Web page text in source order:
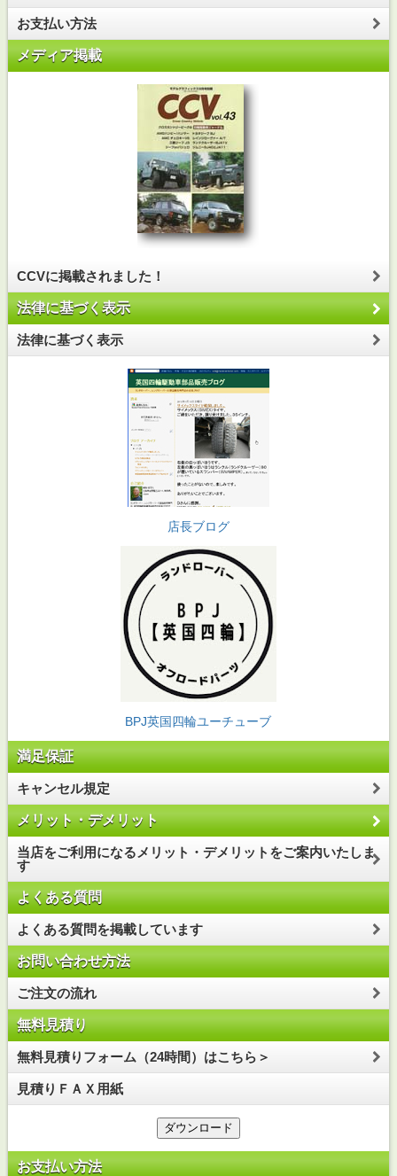
お支払い方法
メディア掲載
CCVに掲載されました！
法律に基づく表示
法律に基づく表示
店長ブログ
BPJ英国四輪ユーチューブ
満足保証
キャンセル規定
メリット・デメリット
当店をご利用になるメリット・デメリットをご案内いたしま
す
よくある質問
よくある質問を掲載しています
お問い合わせ方法
ご注文の流れ
無料見積り
無料見積りフォーム（24時間）はこちら＞
見積りＦＡＸ用紙
お支払い方法